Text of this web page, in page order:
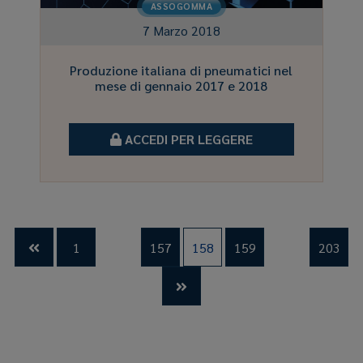
ASSOGOMMA
7 Marzo 2018
Produzione italiana di pneumatici nel
mese di gennaio 2017 e 2018
ACCEDI PER LEGGERE
 1 157 158 159 203
